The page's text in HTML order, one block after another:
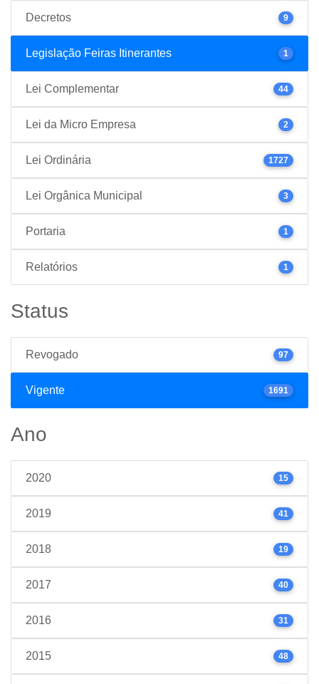
Decretos 9
Legislação Feiras Itinerantes 1
Lei Complementar 44
Lei da Micro Empresa 2
Lei Ordinária 1727
Lei Orgânica Municipal 3
Portaria 1
Relatórios 1
Status
Revogado 97
Vigente 1691
Ano
2020 15
2019 41
2018 19
2017 40
2016 31
2015 48